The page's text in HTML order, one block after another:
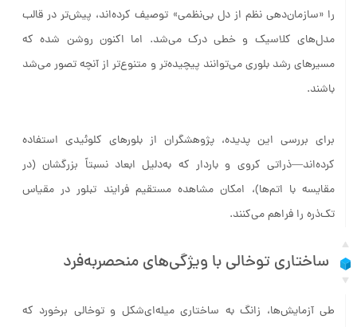
را «سازمان‌دهی نظم از دل بی‌نظمی» توصیف کرده‌اند، پیش‌تر در قالب
مدل‌های کلاسیک و خطی درک می‌شد. اما اکنون روشن شده که
مسیرهای رشد بلوری می‌توانند پیچیده‌تر و متنوع‌تر از آنچه تصور می‌شد
باشند.
برای بررسی این پدیده، پژوهشگران از بلورهای کلوئیدی استفاده
کرده‌اند—ذراتی کروی و باردار که به‌دلیل ابعاد نسبتاً بزرگشان (در
مقایسه با اتم‌ها)، امکان مشاهده مستقیم فرایند تبلور در مقیاس
تک‌ذره را فراهم می‌کنند.
ساختاری توخالی با ویژگی‌های منحصربه‌فرد
طی آزمایش‌ها، زانگ به ساختاری میله‌ای‌شکل و توخالی برخورد که